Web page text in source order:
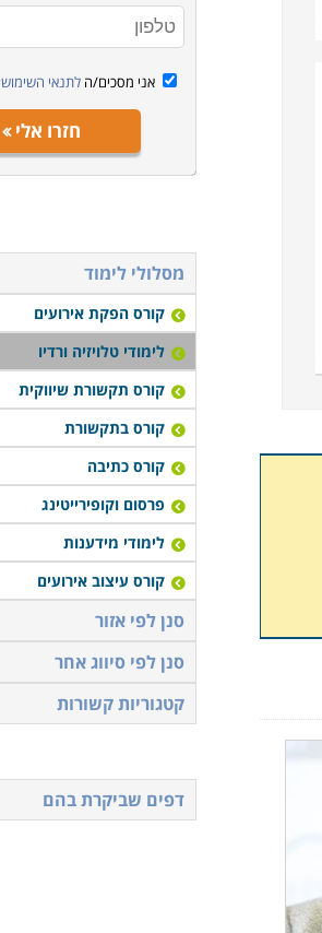
אני מסכים/הלתנאי השימוש
חזרו אלי
מסלולי לימוד
קורס הפקת אירועים
לימודי טלויזיה ורדיו
קורס תקשורת שיווקית
קורס בתקשורת
קורס כתיבה
פרסום וקופירייטינג
לימודי מידענות
קורס עיצוב אירועים
סנן לפי אזור
סנן לפי סיווג אחר
קטגוריות קשורות
דפים שביקרת בהם